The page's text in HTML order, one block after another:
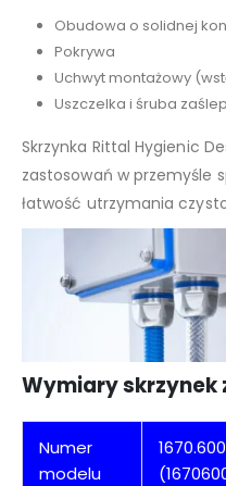
Obudowa o solidnej
Pokrywa
Uchwyt montażowy
Uszczelka i śruba
Skrzynka Rittal Hygienic
zastosowań w przemyśle
łatwość utrzymania
Wymiary skrzynek
Numer
modelu
1670.600